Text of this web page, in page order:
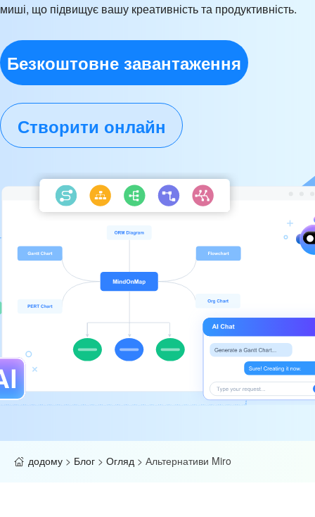
миші, що підвищує вашу креативність та продуктивність.
Безкоштовне завантаження
Створити онлайн
додому > Блог > Огляд > Альтернативи Miro